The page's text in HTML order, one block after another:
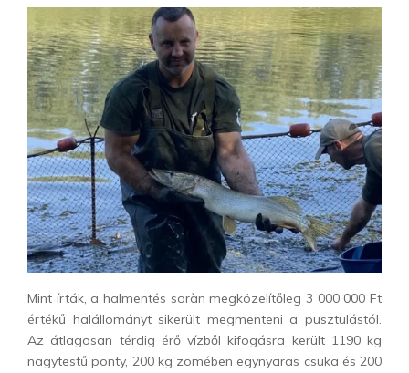
Mint írták, a halmentés soràn megközelítőleg 3 000 000 Ft
értékű halállományt sikerült megmenteni a pusztulástól.
Az átlagosan térdig érő vízből kifogásra került 1190 kg
nagytestű ponty, 200 kg zömében egynyaras csuka és 200